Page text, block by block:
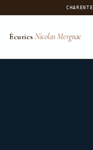
CHARENTE
Écuries Nicolas Mergnac